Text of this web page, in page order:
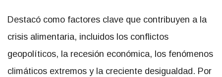
Destacó como factores clave que contribuyen a la
crisis alimentaria, incluidos los conflictos
geopolíticos, la recesión económica, los fenómenos
climáticos extremos y la creciente desigualdad. Por